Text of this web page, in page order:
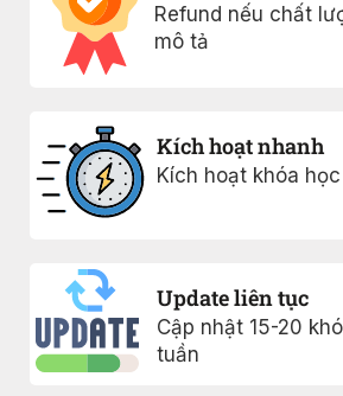
Refund nếu chất
mô tả
Kích hoạt nhanh
Kích hoạt khóa
Update liên tục
Cập nhật 15-20
tuần